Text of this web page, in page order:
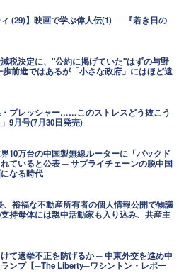
ィ (29)】映画で学ぶ偉人伝(1)──『若き日の
税決定に、"公約に掲げていた"はずの与野
前進ではあるが「小さな政府」にはほど遠
プレッシャー……このストレスどう抜こう
9月号(7月30日発売)
10万台の中国製無線ルーターに「バックド
ていると公表 ─ サプライチェーンの脱中国
なる時代
、裕福な不動産所有者の個人情報公開で物議
持母体には親中活動家も入り込み、共産主
て選挙不正を防げるか ─ 中東外交を進め中
ンプ【─The Liberty─ワシントン・レポー